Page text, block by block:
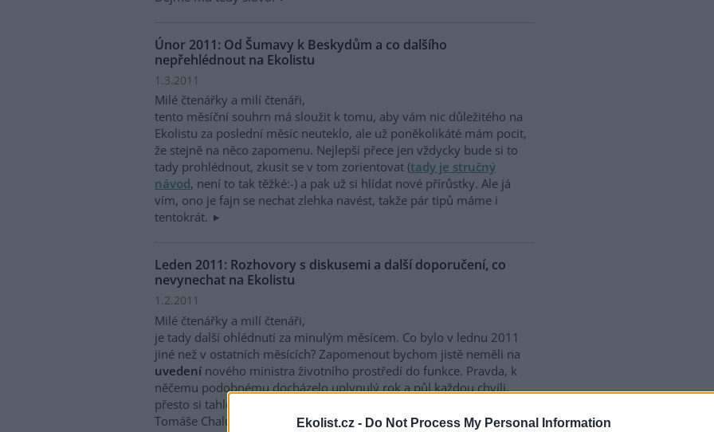
Ekolist.cz - Do Not Process My Personal Information
Únor 2011: Od Šumavy k Beskydům a co dalšího
nepřehlédnout na Ekolistu
1.3.2011
Milé čtenářky a milí čtenáři,
tento měsíční souhrn má sloužit k tomu, aby vám nic důležitého na
Ekolistu za poslední měsíc neuteklo, ale už poněkolikáté mám pocit,
že stejně na něco zapomenu. Nejlepší přece jen vždycky bude si to
tady prohlédnout, zkusit se v tom zorientovat (tady je stručný
návod, není to tak těžké:-) a pak už si hlídat nové přírůstky. Ale já
vím, ono je fajn se nechat zlehka navést, takže pár tipů máme i
tentokrát.
Leden 2011: Rozhovory s diskusemi a další doporučení, co
nevynechat na Ekolistu
1.2.2011
Milé čtenářky a milí čtenáři,
je tady další ohlédnutí za minulým měsícem. Co bylo v lednu 2011
jiné než v ostatních měsících? Zapomenout bychom jistě neměli na
uvedení nového ministra životního prostředí do funkce. Pravda, k
něčemu podobnému docházelo uplynulý rok a půl každou chvíli,
přesto si tahle událost stále drží punc jisté výjimečnosti. S nástupen
Tomáše Chalupy do úřadu se ovšem rozpoutala zajímavá debata.